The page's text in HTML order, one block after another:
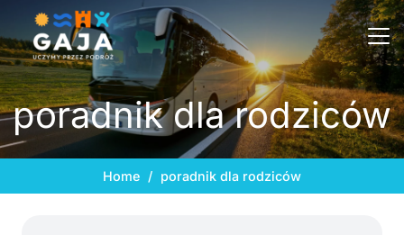
poradnik dla rodziców
Home / poradnik dla rodziców